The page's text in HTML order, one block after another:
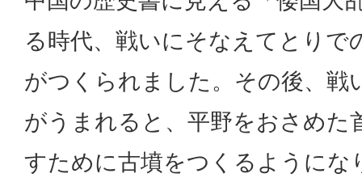
る時代、戦いにそなえてとりで
がつくられました。その後、戦
がうまれると、平野をおさめた
すために古墳をつくるようにな